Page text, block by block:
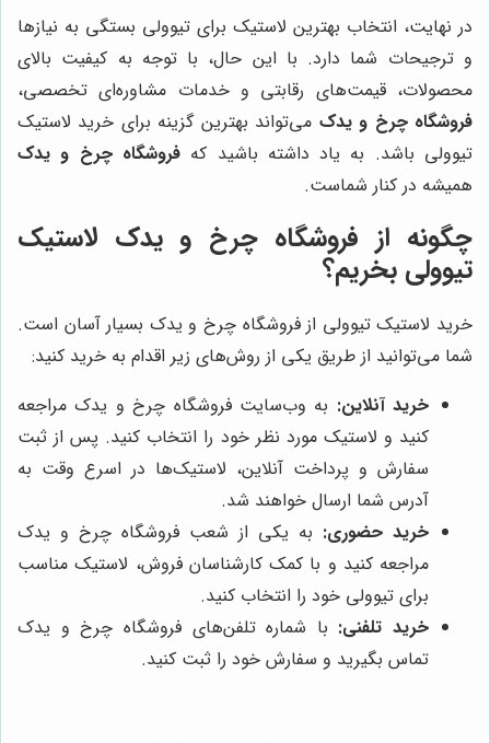
در نهایت، انتخاب بهترین لاستیک برای تیوولی بستگی به نیازها
و ترجیحات شما دارد. با این حال، با توجه به کیفیت بالای
محصولات، قیمت‌های رقابتی و خدمات مشاوره‌ای تخصصی،
فروشگاه چرخ و یدک می‌تواند بهترین گزینه برای خرید لاستیک
تیوولی باشد. به یاد داشته باشید کهفروشگاه چرخ و یدک
همیشه در کنار شماست.
چگونه از فروشگاه چرخ و یدک لاستیک
تیوولی بخریم؟
خرید لاستیک تیوولی از فروشگاه چرخ و یدک بسیار آسان است.
شما می‌توانید از طریق یکی از روش‌های زیر اقدام به خرید کنید:
خرید آنلاین: به وب‌سایت فروشگاه چرخ و یدک مراجعه
کنید و لاستیک مورد نظر خود را انتخاب کنید. پس از ثبت
سفارش و پرداخت آنلاین، لاستیک‌ها در اسرع وقت به
آدرس شما ارسال خواهند شد.
خرید حضوری: به یکی از شعب فروشگاه چرخ و یدک
مراجعه کنید و با کمک کارشناسان فروش، لاستیک مناسب
برای تیوولی خود را انتخاب کنید.
خرید تلفنی: با شماره تلفن‌های فروشگاه چرخ و یدک
تماس بگیرید و سفارش خود را ثبت کنید.